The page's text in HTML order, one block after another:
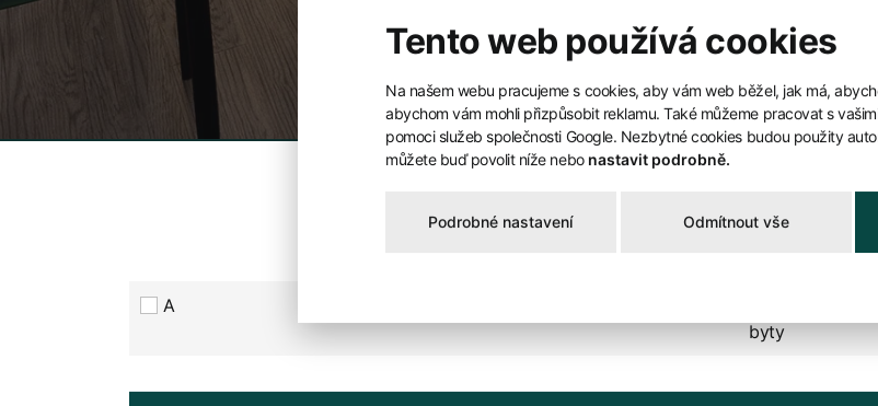
A
byty
Tento web používá cookies
Na našem webu pracujeme s cookies, aby vám web běžel, jak má,
abychom vám mohli přizpůsobit reklamu. Také můžeme pracovat s
pomoci služeb společnosti Google. Nezbytné cookies budou použity
můžete buď povolit níže nebo nastavit podrobně.
Podrobné nastavení Odmítnout vše